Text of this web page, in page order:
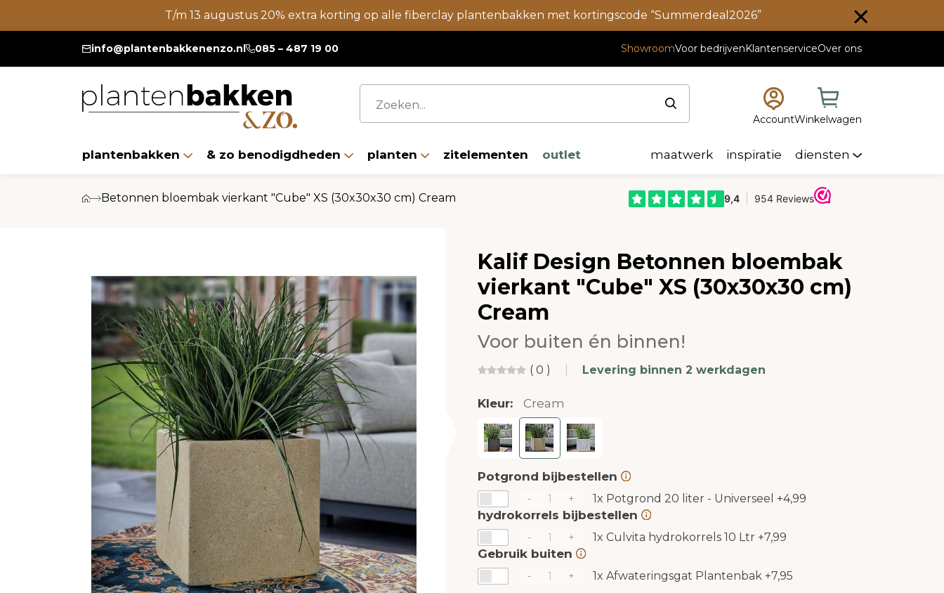
T/m 13 augustus 20% extra korting op alle fiberclay plantenbakken met kortingscode “Summerdeal2026”
info@plantenbakkenenzo.nl 085 – 487 19 00 ShowroomVoor bedrijvenKlantenserviceOver ons
AccountWinkelwagen
plantenbakken & zo benodigdheden planten zitelementen outlet maatwerk inspiratie diensten
Betonnen bloembak vierkant "Cube" XS (30x30x30 cm) Cream
Kalif Design Betonnen bloembak
vierkant "Cube" XS (30x30x30 cm)
Cream
Voor buiten én binnen!
( 0 ) Levering binnen 2 werkdagen
Kleur: Cream
Potgrond bijbestellen
- + 1x Potgrond 20 liter - Universeel +4,99
hydrokorrels bijbestellen
- + 1x Culvita hydrokorrels 10 Ltr +7,99
Gebruik buiten
- + 1x Afwateringsgat Plantenbak+7,95